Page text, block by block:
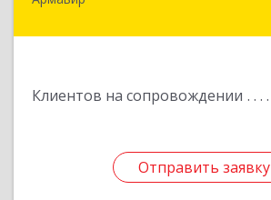
Клиентов на сопровождении
Отправить заявку
Отправить заявку